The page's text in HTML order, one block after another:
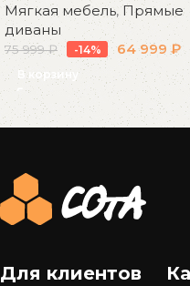
Мягкая мебель,Прямые
диваны
75 999₽ -14% 64 999 ₽
В корзину
Read More
Для клиентов